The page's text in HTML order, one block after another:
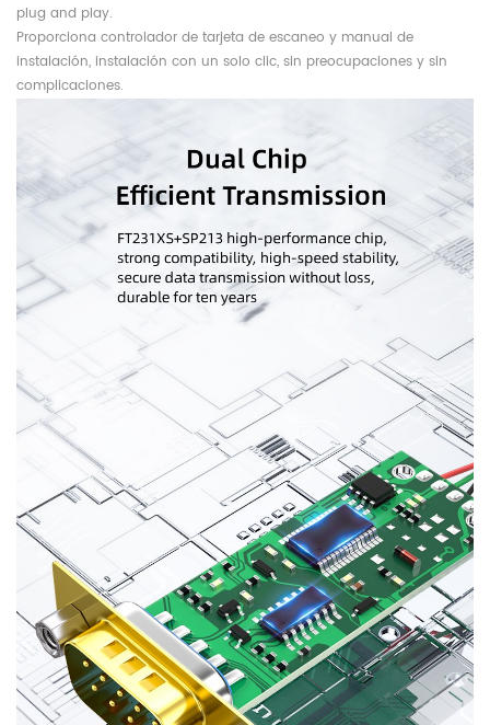
plug and play.
Proporciona controlador de tarjeta de escaneo y manual de
instalación, instalación con un solo clic, sin preocupaciones y sin
complicaciones.